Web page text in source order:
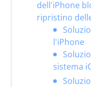
dell'iPhone
ripristino
l'iPhone
sistema